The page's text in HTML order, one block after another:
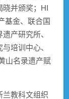
并颁奖；HI
基金、联合国
产研究所、
培训中心、
山名录遗产赋
教科文组织